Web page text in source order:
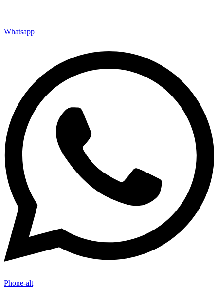
Whatsapp
Phone-alt